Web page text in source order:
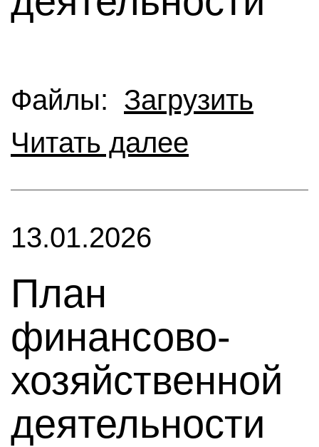
Файлы: Загрузить
Читать далее
13.01.2026
План
финансово-
хозяйственной
деятельности